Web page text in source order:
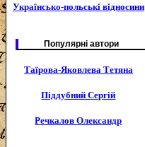
Українсько-польські відносини
Популярні автори
Таїрова-Яковлева Тетяна
Піддубний Сергій
Речкалов Олександр